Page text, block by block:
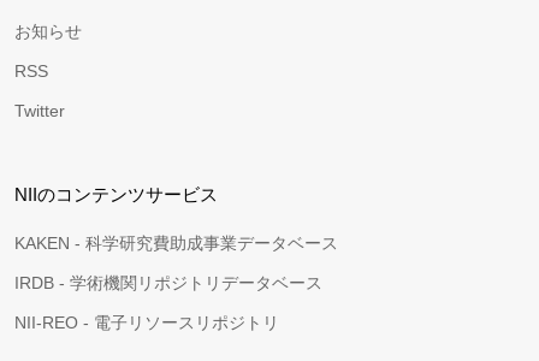
お知らせ
RSS
Twitter
NIIのコンテンツサービス
KAKEN - 科学研究費助成事業データベース
IRDB - 学術機関リポジトリデータベース
NII-REO - 電子リソースリポジトリ